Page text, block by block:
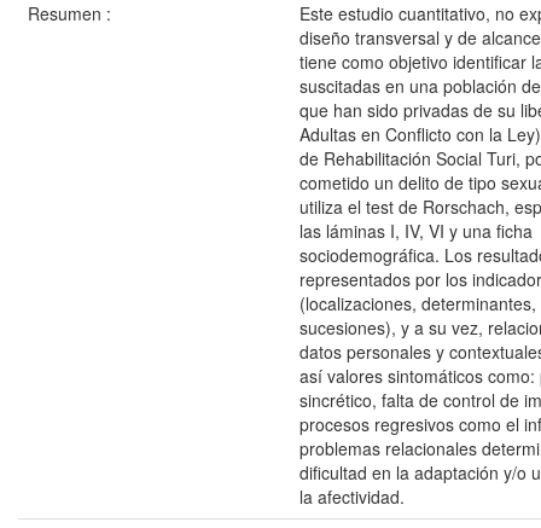
Resumen :
Este estudio cuantitativo, no
diseño transversal y de
tiene como objetivo identificar
suscitadas en una población
que han sido privadas de su
Adultas en Conflicto con la
de Rehabilitación Social Turi,
cometido un delito de tipo
utiliza el test de Rorschach,
las láminas I, IV, VI y una ficha
sociodemográfica. Los
representados por los
(localizaciones,
sucesiones), y a su vez,
datos personales y
así valores sintomáticos
sincrético, falta de control de
procesos regresivos como el
problemas relacionales
dificultad en la adaptación y/o
la afectividad.